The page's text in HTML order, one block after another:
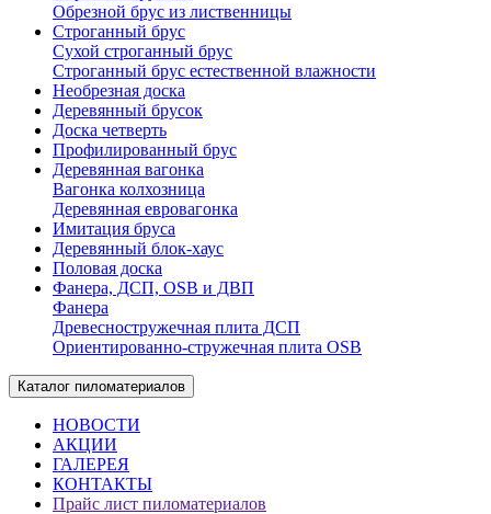
Обрезной брус из лиственницы
Строганный брус
Сухой строганный брус
Строганный брус естественной влажности
Необрезная доска
Деревянный брусок
Доска четверть
Профилированный брус
Деревянная вагонка
Вагонка колхозница
Деревянная евровагонка
Имитация бруса
Деревянный блок-хаус
Половая доска
Фанера, ДСП, OSB и ДВП
Фанера
Древесностружечная плита ДСП
Ориентированно-стружечная плита OSB
Каталог пиломатериалов
НОВОСТИ
АКЦИИ
ГАЛЕРЕЯ
КОНТАКТЫ
Прайс лист пиломатериалов